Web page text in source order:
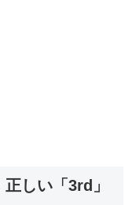
しい「3rd」